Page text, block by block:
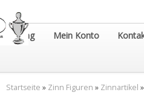
Gosling Mein Konto
Startseite » Zinn Figuren » Zinnartikel